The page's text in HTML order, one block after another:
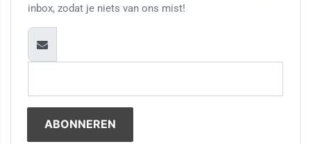
inbox, zodat je niets van ons mist!